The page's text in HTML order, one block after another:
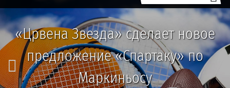
«Црвена Звезда» сделает новое
предложение «Спартаку» по
Маркиньосу